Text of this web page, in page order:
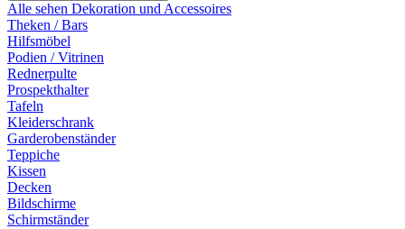
Alle sehen Dekoration und Accessoires
Theken / Bars
Hilfsmöbel
Podien / Vitrinen
Rednerpulte
Prospekthalter
Tafeln
Kleiderschrank
Garderobenständer
Teppiche
Kissen
Decken
Bildschirme
Schirmständer